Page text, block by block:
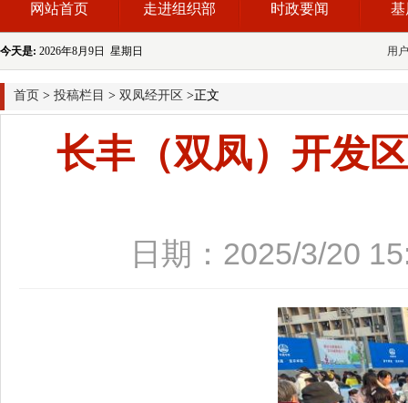
网站首页 走进组织部 时政要闻 基
今天是: 2026年8月9日 星期日 用
首页 > 投稿栏目 > 双凤经开区 >正文
长丰（双凤）开发
日期：2025/3/20